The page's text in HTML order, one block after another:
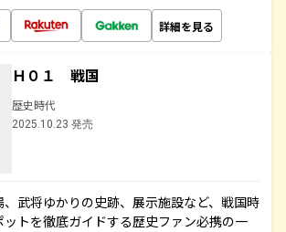
詳細を見る
Ｈ０１ 戦国
歴史時代
2025.10.23 発売
、武将ゆかりの史跡、展示施設など、戦国時
トを徹底ガイドする歴史ファン必携の一